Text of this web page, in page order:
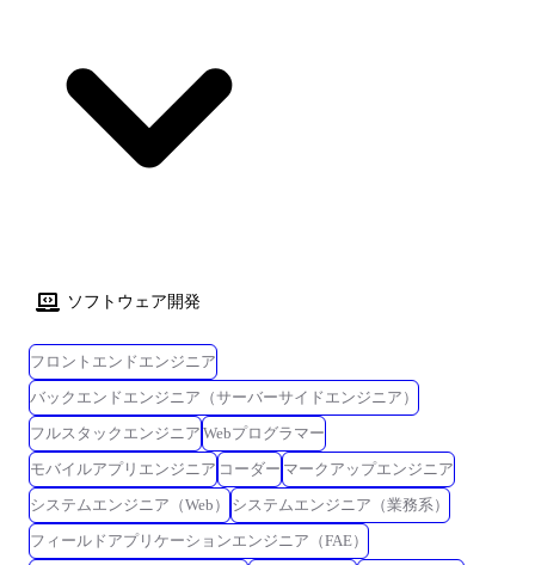
ウンドメディア等のアートディレクションおよびデザイン制作 決算説明
資料の情報設計・レイアウト・グラフ設計・テンプレート整備 会社案内/
チラシ/ノベルティ等のグラフィックデザイン、入稿/色校正管理 キービ
ジュアル開発、撮影/動画の企画・ディレクション、素材アセット管理 コ
製。 社内コミュニケーションを取りながら円滑に推進いただきます。 ※
従事すべき業務の変更の範囲:会社の定める業務 技術スタック 【デザイ
ンツール】 Adobe Photoshop, Adobe Illustrator, Adobe XD,
Figma,Mac,Keynote 【バージョン管理】 GitLab(マージリクエストベース
でレビューを実施) 【コラボレーションツール】 Redmine, Slack, Google
Workspace 【分析ツール】 Google Analytics 4
ソフトウェア開発
フロントエンドエンジニア
バックエンドエンジニア（サーバーサイドエンジニア）
フルスタックエンジニア Webプログラマー
モバイルアプリエンジニア コーダー マークアップエンジニア
システムエンジニア（Web）
システムエンジニア（業務系）
フィールドアプリケーションエンジニア（FAE）